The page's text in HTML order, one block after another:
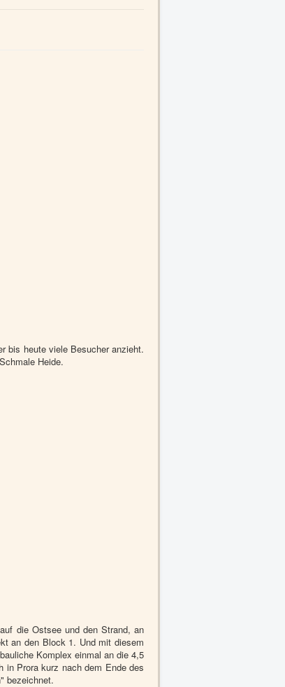
bis heute viele Besucher anzieht.
Heide.
die Ostsee und den Strand, an
an den Block 1. Und mit diesem
Komplex einmal an die 4,5
in Prora kurz nach dem Ende des
bezeichnet.